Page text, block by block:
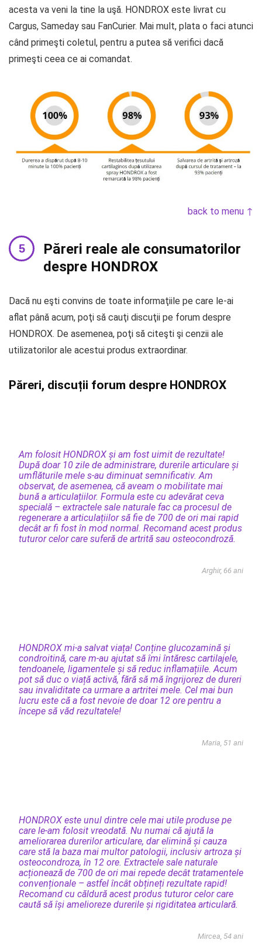
acesta va veni la tine la uşă. HONDROX este livrat cu
Cargus, Sameday sau FanCurier. Mai mult, plata o faci atunci
când primeşti coletul, pentru a putea să verifici dacă
primeşti ceea ce ai comandat.
back to menu ↑
Păreri reale ale consumatorilor
despre HONDROX
Dacă nu eşti convins de toate informaţiile pe care le-ai
aflat până acum, poţi să cauţi discuţii pe forum despre
HONDROX. De asemenea, poţi să citeşti şi cenzii ale
utilizatorilor ale acestui produs extraordinar.
Păreri, discuții forum despre HONDROX
Am folosit HONDROX și am fost uimit de rezultate!
După doar 10 zile de administrare, durerile articulare și
umflăturile mele s-au diminuat semnificativ. Am
observat, de asemenea, că aveam o mobilitate mai
bună a articulațiilor. Formula este cu adevărat ceva
specială – extractele sale naturale fac ca procesul de
regenerare a articulațiilor să fie de 700 de ori mai rapid
decât ar fi fost în mod normal. Recomand acest produs
tuturor celor care suferă de artrită sau osteocondroză.
Arghir, 66 ani
HONDROX mi-a salvat viața! Conține glucozamină și
condroitină, care m-au ajutat să îmi întăresc cartilajele,
tendoanele, ligamentele și să reduc inflamațiile. Acum
pot să duc o viață activă, fără să mă îngrijorez de dureri
sau invaliditate ca urmare a artritei mele. Cel mai bun
lucru este că a fost nevoie de doar 12 ore pentru a
începe să văd rezultatele!
Maria, 51 ani
HONDROX este unul dintre cele mai utile produse pe
care le-am folosit vreodată. Nu numai că ajută la
ameliorarea durerilor articulare, dar elimină și cauza
care stă la baza mai multor patologii, inclusiv artroza și
osteocondroza, în 12 ore. Extractele sale naturale
acționează de 700 de ori mai repede decât tratamentele
convenționale – astfel încât obțineți rezultate rapid!
Recomand cu căldură acest produs tuturor celor care
caută să își amelioreze durerile și rigiditatea articulară.
Mircea, 54 ani